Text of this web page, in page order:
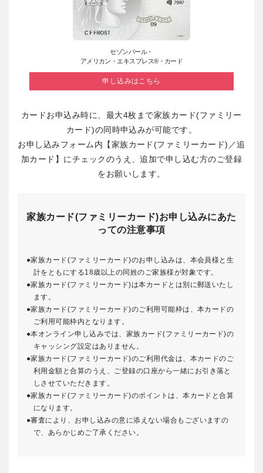
セゾンパール・
アメリカン・エキスプレス®・カード
申し込みはこちら
カードお申込み時に、最大4枚まで家族カード(ファミリー
カード)の同時申込みが可能です。
お申し込みフォーム内【家族カード(ファミリーカード)／追
加カード】にチェックのうえ、追加で申し込む方のご登録
をお願いします。
家族カード(ファミリーカード)お申し込みにあた
っての注意事項
家族カード(ファミリーカード)のお申し込みは、本会員様と生
計をともにする18歳以上の同姓のご家族様が対象です。
家族カード(ファミリーカード)は本カードとは別に郵送いたし
ます。
家族カード(ファミリーカード)のご利用可能枠は、本カードの
ご利用可能枠内となります。
本オンライン申し込みでは、家族カード(ファミリーカード)の
キャッシング設定はありません。
家族カード(ファミリーカード)のご利用代金は、本カードのご
利用金額と合算のうえ、ご登録の口座から一緒にお引き落と
しさせていただきます。
家族カード(ファミリーカード)のポイントは、本カードと合算
になります。
審査により、お申し込みの意に添えない場合もございますの
で、あらかじめご了承ください。